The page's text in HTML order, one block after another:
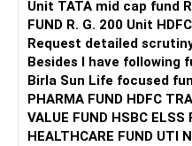
Unit TATA mid cap fund R. G. 175 unit UTI MID CAP
FUND R. G. 200 Unit HDFC MID CAP FUND R G 250 UNIT
Request detailed
Besides l have following
Birla Sun Life focused fund HDFC Defence fund
PHARMA FUND HDFC
VALUE FUND HSBC ELSS
HEALTHCARE FUND UTI